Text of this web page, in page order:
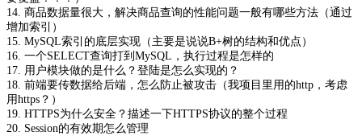
14. 商品数据量很大，解决商品查询的性能问题一般有哪些方法（通过
增加索引）
15. MySQL索引的底层实现（主要是说说B+树的结构和优点）
16. 一个SELECT查询打到MySQL，执行过程是怎样的
17. 用户模块做的是什么？登陆是怎么实现的？
18. 前端要传数据给后端，怎么防止被攻击（我项目里用的http，考虑
用https？）
19. HTTPS为什么安全？描述一下HTTPS协议的整个过程
20. Session的有效期怎么管理